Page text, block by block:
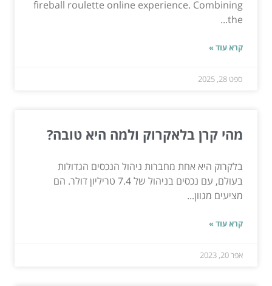
fireball roulette online experience. Combining
the...
קרא עוד »
ספט 28, 2025
מהי קרן בלאקרוק ולמה היא טובה?
בלקרוק היא אחת מחברות ניהול הנכסים הגדולות
בעולם, עם נכסים בניהול של 7.4 טריליון דולר. הם
מציעים מגוון...
קרא עוד »
אפר 20, 2023